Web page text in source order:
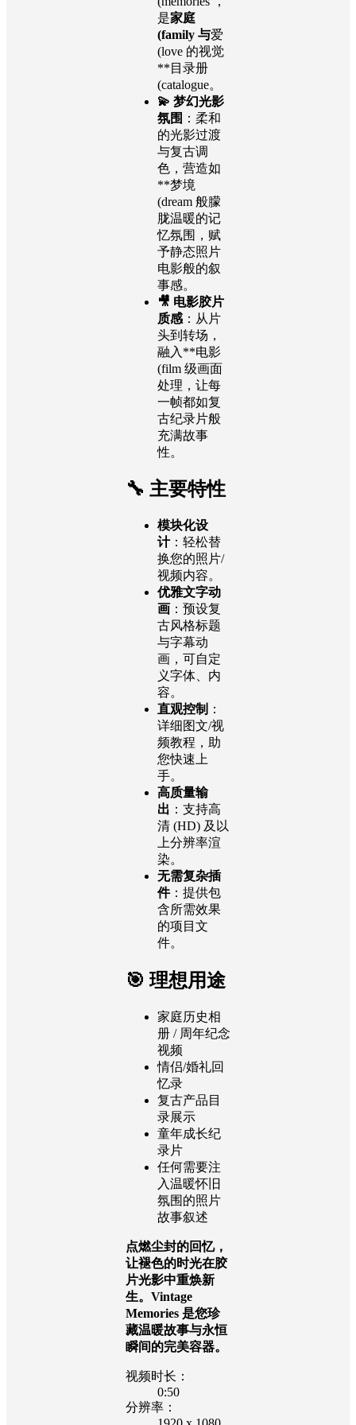
是家庭
(family 与爱
(love 的视觉
**目录册
(catalogue。
💫 梦幻光影
氛围 ：柔和
的光影过渡
与复古调
色，营造如
**梦境
(dream 般朦
胧温暖的记
忆氛围，赋
予静态照片
电影般的叙
事感。
🎥 电影胶片
质感 ：从片
头到转场，
融入**电影
(film 级画面
处理，让每
一帧都如复
古纪录片般
充满故事
性。
🔧 主要特性
模块化设
计：轻松替
换您的照片/
视频内容。
优雅文字动
画 ：预设复
古风格标题
与字幕动
画，可自定
义字体、内
容。
直观控制 ：
详细图文/视
频教程，助
您快速上
手。
高质量输
出 ：支持高
清 (HD) 及以
上分辨率渲
染。
无需复杂插
件：提供包
含所需效果
的项目文
件。
🎯 理想用途
家庭历史相
册 / 周年纪念
视频
情侣/婚礼回
忆录
复古产品目
录展示
童年成长纪
录片
任何需要注
入温暖怀旧
氛围的照片
故事叙述
点燃尘封的回忆，
让褪色的时光在胶
片光影中重焕新
生。Vintage
Memories 是您珍
藏温暖故事与永恒
瞬间的完美容器。
视频时长：
0:50
分辨率：